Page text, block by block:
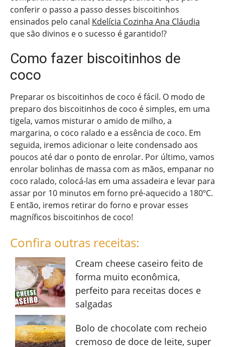
conferir o passo a passo desses biscoitinhos
ensinados pelo canal Kdelícia Cozinha Ana Cláudia
que são divinos e o sucesso é garantido!?
Como fazer biscoitinhos de
coco
Preparar os biscoitinhos de coco é fácil. O modo de
preparo dos biscoitinhos de coco é simples, em uma
tigela, vamos misturar o amido de milho, a
margarina, o coco ralado e a essência de coco. Em
seguida, iremos adicionar o leite condensado aos
poucos até dar o ponto de enrolar. Por último, vamos
enrolar bolinhas de massa com as mãos, empanar no
coco ralado, colocá-las em uma assadeira e levar para
assar por 10 minutos em forno pré-aquecido a 180ºC.
E então, iremos retirar do forno e provar esses
magníficos biscoitinhos de coco!
Confira outras receitas:
Cream cheese caseiro feito de
forma muito econômica,
perfeito para receitas doces e
salgadas
Bolo de chocolate com recheio
cremoso de doce de leite, super